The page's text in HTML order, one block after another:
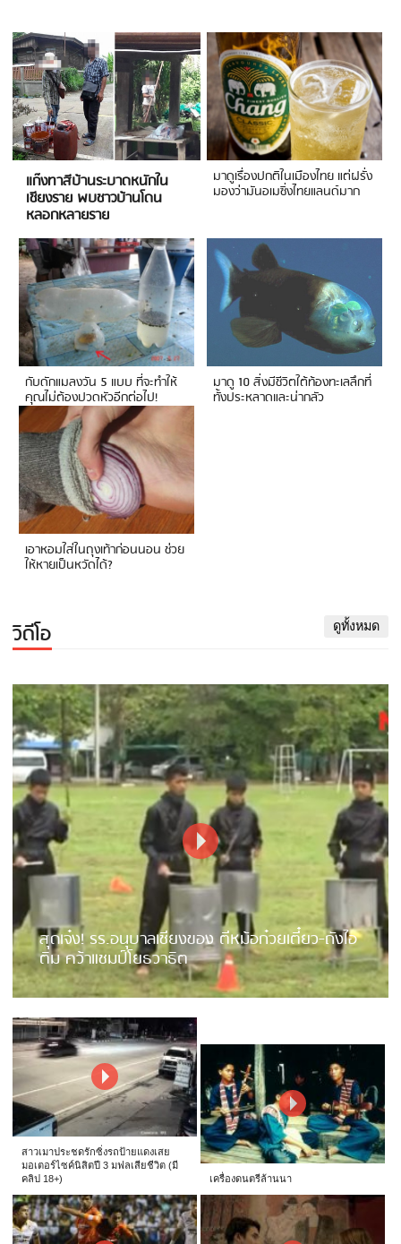
แก๊งทาสีบ้านระบาดหนักใน
เชียงราย พบชาวบ้านโดน
หลอกหลายราย
มาดูเรื่องปกติในเมืองไทย แต่ฝรั่ง
มองว่ามันอเมซิ่งไทยแลนด์มาก
กับดักแมลงวัน 5 แบบ ที่จะทำให้
คุณไม่ต้องปวดหัวอีกต่อไป!
มาดู 10 สิ่งมีชีวิตใต้ท้องทะเลลึกที่
ทั้งประหลาดและน่ากลัว
เอาหอมใส่ในถุงเท้าก่อนนอน ช่วย
ให้หายเป็นหวัดได้?
วิดีโอ ดูทั้งหมด
สุดเจ๋ง! รร.อนุบาลเชียงของ ตีหม้อก๋วยเตี๋ยว-ถังไอ
ติม คว้าแชมป์โยธวาธิต
สาวเมาประชดรักซิ่งรถป้ายแดงเสย
มอเตอร์ไซค์นิสิตปี 3 มฟลเสียชีวิต (มี
คลิป 18+)
เครื่องดนตรีล้านนา